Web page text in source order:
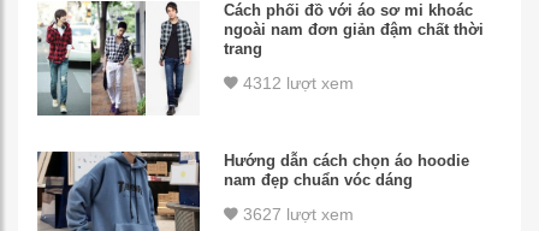
Cách phối đồ với áo sơ mi khoác
ngoài nam đơn giản đậm chất thời
trang
4312 lượt xem
Hướng dẫn cách chọn áo hoodie
nam đẹp chuẩn vóc dáng
3627 lượt xem